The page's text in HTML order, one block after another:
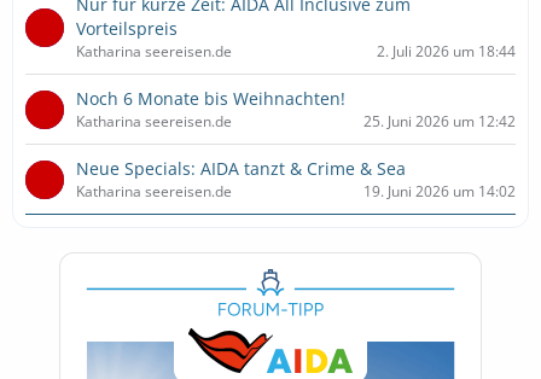
Nur für kurze Zeit: AIDA All Inclusive zum
Vorteilspreis
Katharina seereisen.de 2. Juli 2026 um 18:44
Noch 6 Monate bis Weihnachten!
Katharina seereisen.de 25. Juni 2026 um 12:42
Neue Specials: AIDA tanzt & Crime & Sea
Katharina seereisen.de 19. Juni 2026 um 14:02